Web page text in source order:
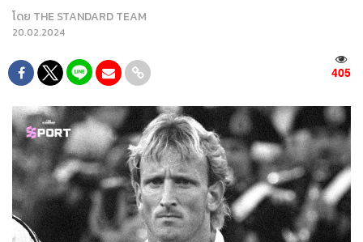
โดย THE STANDARD TEAM
20.02.2024
405